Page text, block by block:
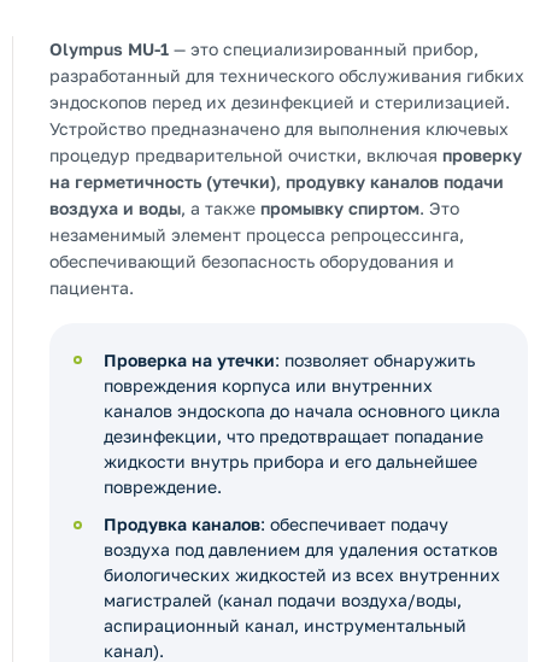
Olympus MU-1 — это специализированный прибор,
разработанный для технического обслуживания гибких
эндоскопов перед их дезинфекцией и стерилизацией.
Устройство предназначено для выполнения ключевых
процедур предварительной очистки, включая проверку
на герметичность (утечки), продувку каналов подачи
воздуха и воды, а также промывку спиртом. Это
незаменимый элемент процесса репроцессинга,
обеспечивающий безопасность оборудования и
пациента.
Проверка на утечки: позволяет обнаружить
повреждения корпуса или внутренних
каналов эндоскопа до начала основного цикла
дезинфекции, что предотвращает попадание
жидкости внутрь прибора и его дальнейшее
повреждение.
Продувка каналов: обеспечивает подачу
воздуха под давлением для удаления остатков
биологических жидкостей из всех внутренних
магистралей (канал подачи воздуха/воды,
аспирационный канал, инструментальный
канал).